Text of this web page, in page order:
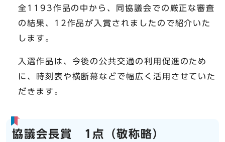
全1193作品の中から、同協議会での厳正な審査
の結果、12作品が入賞されましたので紹介いた
します。
入選作品は、今後の公共交通の利用促進のため
に、時刻表や横断幕などで幅広く活用させていた
だきます。
協議会長賞 1点（敬称略）